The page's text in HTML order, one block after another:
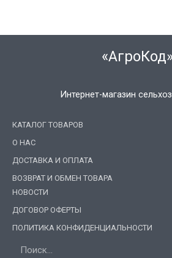
«АгроКод»
Интернет-магазин
КАТАЛОГ ТОВАРОВ
О НАС
ДОСТАВКА И ОПЛАТА
ВОЗВРАТ И ОБМЕН ТОВАРА
НОВОСТИ
ДОГОВОР ОФЕРТЫ
ПОЛИТИКА КОНФИДЕНЦИАЛЬНОСТИ
Поиск